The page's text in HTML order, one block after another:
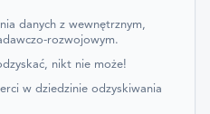
danych z wewnętrznym,
rozwojowym.
nikt nie może!
w dziedzinie odzyskiwania